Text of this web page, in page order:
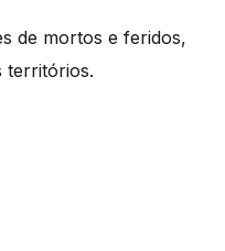
de mortos e feridos,
territórios.